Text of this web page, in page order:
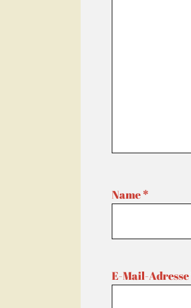
Name*
E-Mail-Adresse